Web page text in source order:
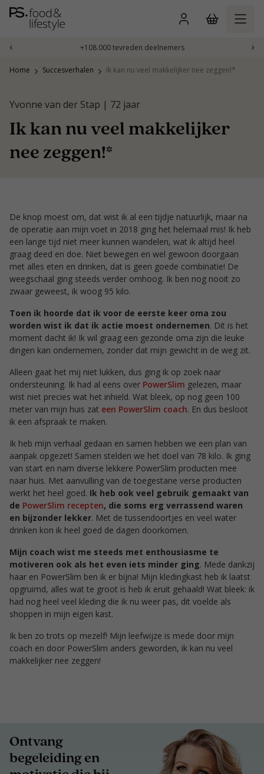
Naar
inhoud
‹ +108.000 tevreden deelnemers ›
Home Succesverhalen Ik kan nu veel makkelijker nee zeggen!*
Yvonne van der Stap | 72 jaar
Ik kan nu veel makkelijker
nee zeggen!*
De knop moest om, dat wist ik al een tijdje natuurlijk, maar na
de operatie aan mijn voet in 2018 ging het helemaal mis! Ik heb
een lange tijd niet meer kunnen wandelen, wat ik altijd heel
graag deed en doe. Niet bewegen en wel gewoon doorgaan
met alles eten en drinken, dat is geen goede combinatie! De
weegschaal ging steeds verder omhoog. Ik ben nog nooit zo
zwaar geweest, ik woog 95 kilo.
Toen ik hoorde dat ik voor de eerste keer oma zou
worden wist ik dat ik actie moest ondernemen. Dit is het
moment dacht ik! Ik wil graag een gezonde oma zijn die leuke
dingen kan ondernemen, zonder dat mijn gewicht in de weg zit.
Alleen gaat het mij niet lukken, dus ging ik op zoek naar
ondersteuning. Ik had al eens over PowerSlim gelezen, maar
wist niet precies wat het inhield. Wat bleek, op nog geen 100
meter van mijn huis zat een PowerSlim coach. En dus besloot
ik een afspraak te maken.
Ik heb mijn verhaal gedaan en samen hebben we een plan van
aanpak opgezet! Samen stelden we het doel van 78 kilo. Ik ging
van start en nam diverse lekkere PowerSlim producten mee
naar huis. Met aanvulling van de toegestane verse producten
werkt het heel goed. Ik heb ook veel gebruik gemaakt van
de PowerSlim recepten, die soms erg verrassend waren
en bijzonder lekker. Met de tussendoortjes en veel water
drinken kon ik heel goed de dagen doorkomen.
Mijn coach wist me steeds met enthousiasme te
motiveren ook als het even iets minder ging. Mede dankzij
haar en PowerSlim ben ik er bijna! Mijn kledingkast heb ik laatst
opgruimd, alles wat te groot is heb ik eruit gehaald! Wat bleek: ik
had nog heel veel kleding die ik nu weer pas, dit voelde als
shoppen in mijn eigen kast.
Ik ben zo trots op mezelf! Mijn leefwijze is mede door mijn
coach en door PowerSlim anders geworden, ik kan nu veel
makkelijker nee zeggen!
Ontvang
begeleiding en